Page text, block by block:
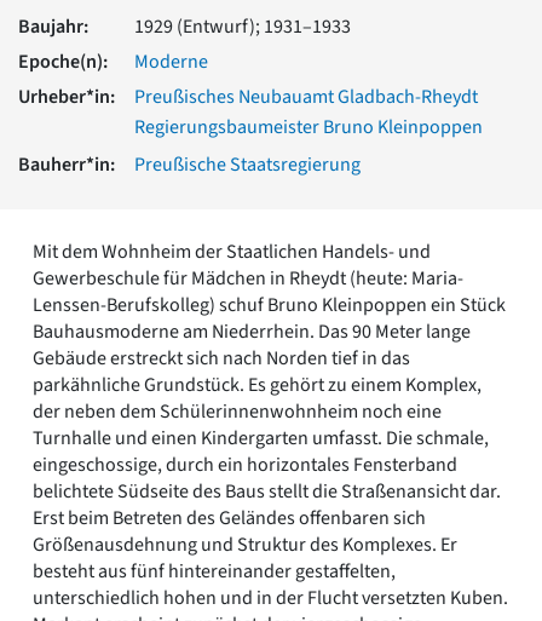
Romanik
Römische Antike
Über uns
Über baukunst-nrw
Fachbeirat
Impressum
Datenschutz
Suchbegriff eingeben
Baujahr:
1929 (Entwurf); 1931–1933
Epoche(n):
Moderne
Urheber*in:
Preußisches Neubauamt Gladbach-Rheydt
Regierungsbaumeister Bruno Kleinpoppen
Bauherr*in:
Preußische Staatsregierung
Mit dem Wohnheim der Staatlichen Handels- und
Gewerbeschule für Mädchen in Rheydt (heute: Maria-
Lenssen-Berufskolleg) schuf Bruno Kleinpoppen ein Stück
Bauhausmoderne am Niederrhein. Das 90 Meter lange
Gebäude erstreckt sich nach Norden tief in das
parkähnliche Grundstück. Es gehört zu einem Komplex,
der neben dem Schülerinnenwohnheim noch eine
Turnhalle und einen Kindergarten umfasst. Die schmale,
eingeschossige, durch ein horizontales Fensterband
belichtete Südseite des Baus stellt die Straßenansicht dar.
Erst beim Betreten des Geländes offenbaren sich
Größenausdehnung und Struktur des Komplexes. Er
besteht aus fünf hintereinander gestaffelten,
unterschiedlich hohen und in der Flucht versetzten Kuben.